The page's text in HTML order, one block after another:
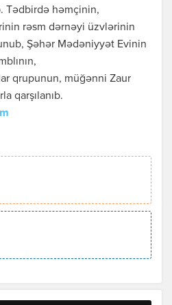
Tədbirdə həmçinin,
rəsm dərnəyi üzvlərinin
Şəhər Mədəniyyət Evinin
qrupunun, müğənni Zaur
qarşılanıb.